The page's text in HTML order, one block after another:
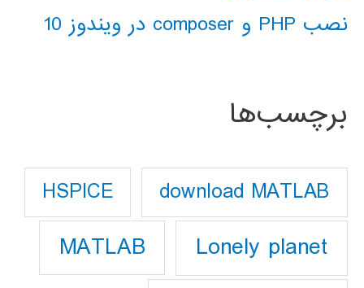
نصب PHP و composer در ویندوز 10
برچسب‌ها
download MATLAB
HSPICE
Lonely planet
MATLAB